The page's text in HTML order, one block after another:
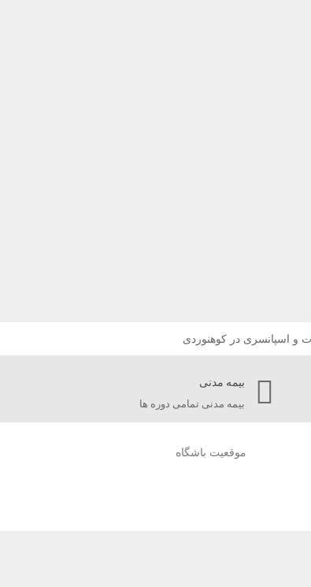
بیمه مدنی
بیمه مدنی تمامی دوره ها
موقعیت باشگاه